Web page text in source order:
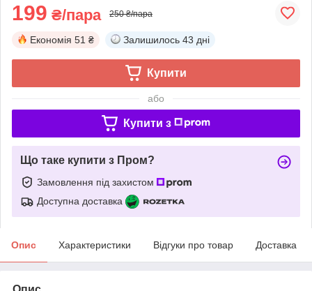
199 ₴/пара 250 ₴/пара
Економія 51 ₴ Залишилось 43 дні
Купити
або
Купити з
Що таке купити з Пром?
Замовлення під захистом
Доступна доставка
Опис Характеристики Відгуки про товар Доставка